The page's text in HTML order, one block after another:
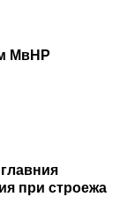
МвНР
при строежа